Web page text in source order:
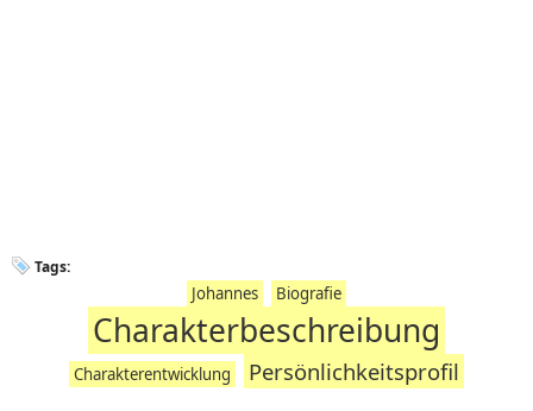
Tags:
Johannes Biografie
Charakterbeschreibung
Charakterentwicklung Persönlichkeitsprofil